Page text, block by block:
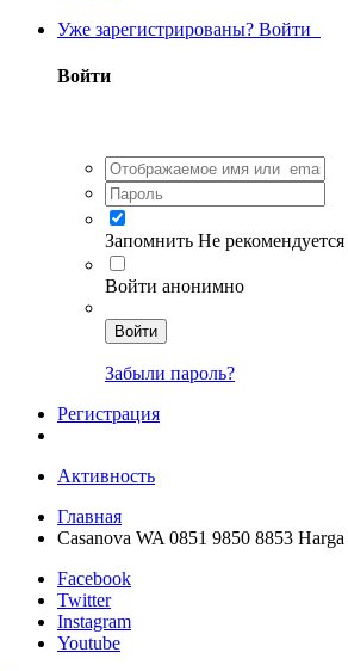
Уже зарегистрированы? Войти
Войти
Запомнить Не
Войти анонимно
Войти
Забыли пароль?
Регистрация
Активность
Главная
Casanova WA 0851 9850 8853
Facebook
Twitter
Instagram
Youtube